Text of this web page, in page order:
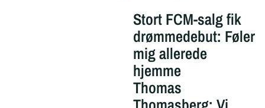
Stort FCM-salg fik
drømmedebut: Føler
mig allerede
hjemme
Thomas